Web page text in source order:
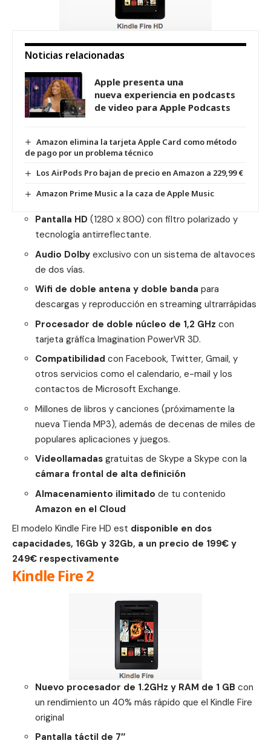
Noticias relacionadas
Apple presenta una
nueva experiencia en podcasts
de video para Apple Podcasts
Amazon elimina la tarjeta Apple Card como método
de pago por un problema técnico
Los AirPods Pro bajan de precio en Amazon a 229,99 €
Amazon Prime Music a la caza de Apple Music
Pantalla HD (1280 x 800) con filtro polarizado y
tecnología antirreflectante.
Audio Dolbyexclusivo con un sistema de altavoces
de dos vías.
Wifi de doble antena y doble banda para
descargas y reproducción en streaming ultrarrápidas
Procesador de doble núcleo de 1,2 GHz con
tarjeta gráfica Imagination PowerVR 3D.
Compatibilidad con Facebook, Twitter, Gmail, y
otros servicios como el calendario, e-mail y los
contactos de Microsoft Exchange.
Millones de libros y canciones (próximamente la
nueva Tienda MP3), además de decenas de miles de
populares aplicaciones y juegos.
Videollamadasgratuitas de Skype a Skype con la
cámara frontal de alta definición
Almacenamiento ilimitado de tu contenido
Amazon en el Cloud
El modelo Kindle Fire HD est disponible en dos
capacidades, 16Gb y 32Gb, a un precio de 199€ y
249€ respectivamente
Kindle Fire 2
Nuevo procesador de 1.2GHz y RAM de 1 GB con
un rendimiento un 40% más rápido que el Kindle Fire
original
Pantalla táctil de 7″